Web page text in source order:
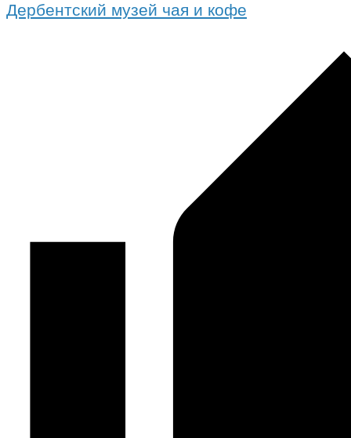
Дербентский музей чая и кофе